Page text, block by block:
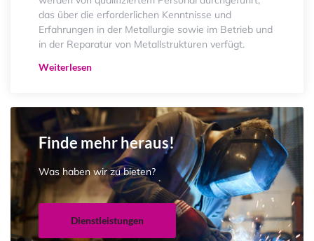
das über die erforderlichen Kenntnisse und
Erfahrungen in der Metallurgie sowie im Betrieb und
in der Reparatur von Metallstrukturen verfügt.
Weiterlesen
Finde mehr heraus!
Was haben wir zu bieten?
Dienstleistungen